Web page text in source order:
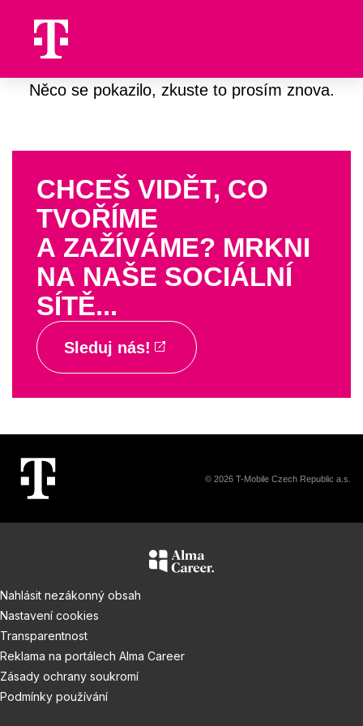
Něco se pokazilo, zkuste to prosím znova.
CHCEŠ VIDĚT, CO
TVOŘÍME
A ZAŽÍVÁME? MRKNI
NA NAŠE SOCIÁLNÍ
SÍTĚ...
Sleduj nás!
© 2026 T-Mobile Czech Republic a.s.
Nahlásit nezákonný obsah
Nastavení cookies
Transparentnost
Reklama na portálech Alma Career
Zásady ochrany soukromí
Podmínky používání